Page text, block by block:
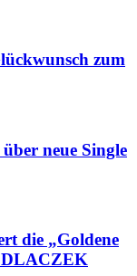
zum
neue Single
die „Goldene